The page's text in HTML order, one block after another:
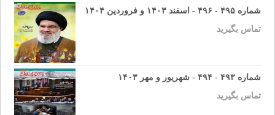
شماره ۴۹۵ - ۴۹۶ - اسفند ۱۴۰۳ و فروردین ۱۴۰۴
تماس بگیرید
شماره ۴۹۳ - ۴۹۴ - شهریور و مهر ۱۴۰۳
تماس بگیرید